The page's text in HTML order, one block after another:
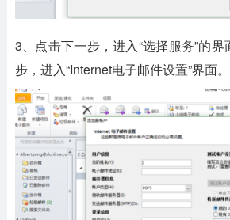
3、点击下一步，进入“选择服务”的
步，进入“Internet电子邮件设置”界面。